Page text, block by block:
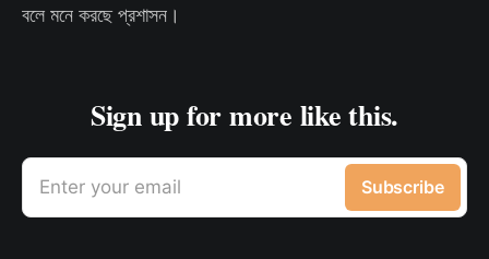
বলে মনে করছে প্রশাসন।
Sign up for more like this.
Enter your email Subscribe